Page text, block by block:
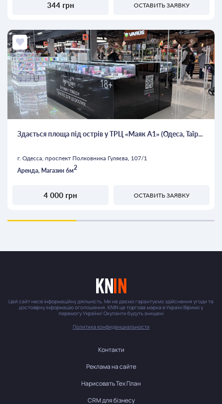
344 грн ОСТАВИТЬ ЗАЯВКУ
Здається площа під острів у ТРЦ «Маяк А1» (Одеса, Таїр...
г. Одесса, проспект Полковника Гуляєва, 107/1
Аренда, Магазин 6м2
4 000 грн ОСТАВИТЬ ЗАЯВКУ
Цей сайт несе інформаційну діяльність. Ми не даємо гарантуємо здійснення угоди та
достовірну інформацію оголошення. KNIN це торгова марка в Україні Віримо у
перемогу України! Окупанти будуть знищені
Политика конфиденциальности
Контакти
Реклама на сайте
Нарисовать Тех План
CRM для бізнесу